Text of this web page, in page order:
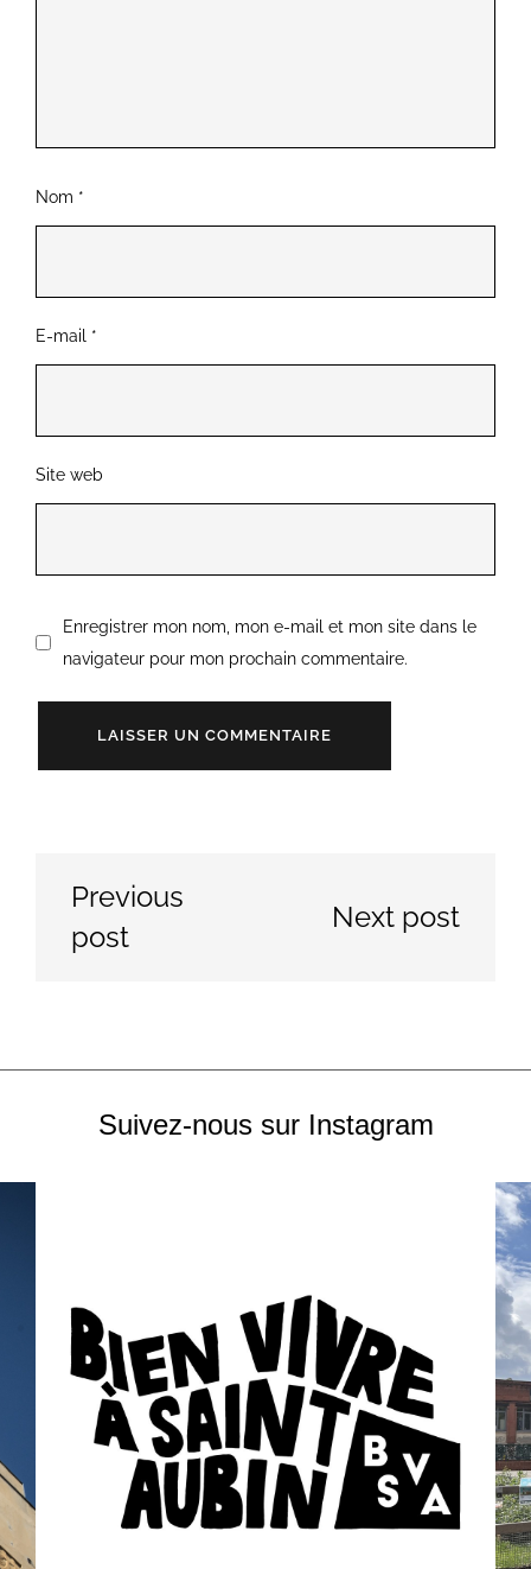
Nom *
E-mail *
Site web
Enregistrer mon nom, mon e-mail et mon site dans le
navigateur pour mon prochain commentaire.
Previous
post
Next post
Suivez-nous sur Instagram